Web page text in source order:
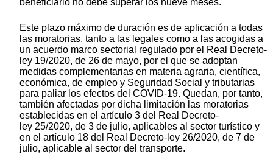
beneficiario no debe superar los nueve meses.
Este plazo máximo de duración es de aplicación a todas
las moratorias, tanto a las legales como a las acogidas a
un acuerdo marco sectorial regulado por el Real Decreto-
ley 19/2020, de 26 de mayo, por el que se adoptan
medidas complementarias en materia agraria, científica,
económica, de empleo y Seguridad Social y tributarias
para paliar los efectos del COVID-19. Quedan, por tanto,
también afectadas por dicha limitación las moratorias
establecidas en el artículo 3 del Real Decreto-
ley 25/2020, de 3 de julio, aplicables al sector turístico y
en el artículo 18 del Real Decreto-ley 26/2020, de 7 de
julio, aplicable al sector del transporte.